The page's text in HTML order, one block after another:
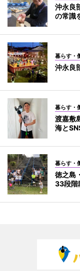
沖永良
の常識
暮らす・
沖永良
暮らす・
渡嘉敷
海と
暮らす・
徳之島
33段階